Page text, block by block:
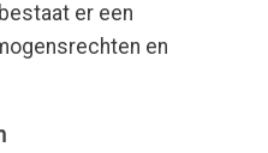
er een
en